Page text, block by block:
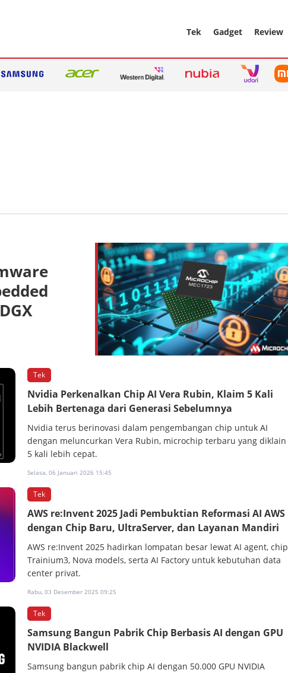
Tek Gadget Review
Tek
Nvidia Perkenalkan Chip AI Vera Rubin, Klaim 5 Kali
Lebih Bertenaga dari Generasi Sebelumnya
Nvidia terus berinovasi dalam pengembangan chip untuk AI
dengan meluncurkan Vera Rubin, microchip terbaru yang diklain
5 kali lebih cepat.
Selasa, 06 Januari 2026 15:45
Tek
AWS re:Invent 2025 Jadi Pembuktian Reformasi AI AWS
dengan Chip Baru, UltraServer, dan Layanan Mandiri
AWS re:Invent 2025 hadirkan lompatan besar lewat AI agent, chip
Trainium3, Nova models, serta AI Factory untuk kebutuhan data
center privat.
Rabu, 03 Desember 2025 09:25
Tek
Samsung Bangun Pabrik Chip Berbasis AI dengan GPU
NVIDIA Blackwell
Samsung bangun pabrik chip AI dengan 50.000 GPU NVIDIA